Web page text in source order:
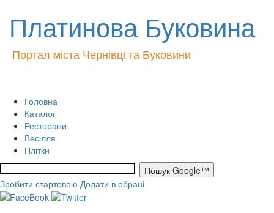
Платинова Буковина
Портал міста Чернівці та Буковини
Головна
Каталог
Ресторани
Весілля
Плітки
Зробити стартовою Додати в обрані